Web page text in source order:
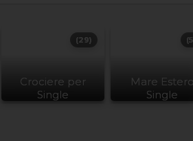
Crociere per
Single
(29)
Mare
Single